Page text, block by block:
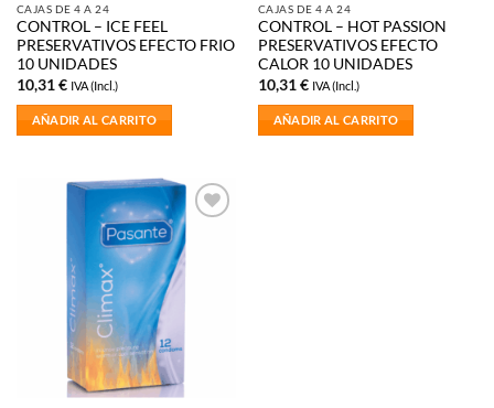
CAJAS DE 4 A 24
CONTROL – ICE FEEL
PRESERVATIVOS EFECTO FRIO
10 UNIDADES
10,31€ IVA (Incl.)
AÑADIR AL CARRITO
CAJAS DE 4 A 24
CONTROL – HOT PASSION
PRESERVATIVOS EFECTO
CALOR 10 UNIDADES
10,31€ IVA (Incl.)
AÑADIR AL CARRITO